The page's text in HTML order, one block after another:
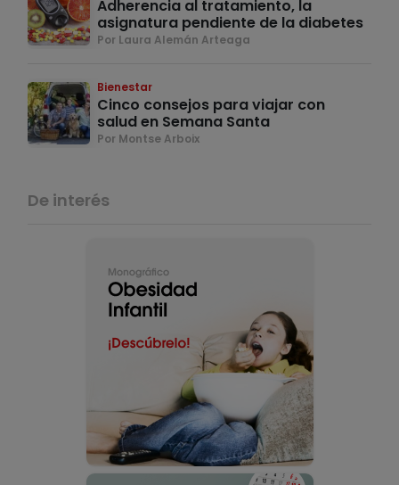
Adherencia al tratamiento, la
asignatura pendiente de la diabetes
Por Laura Alemán Arteaga
Bienestar
Cinco consejos para viajar con
salud en Semana Santa
Por Montse Arboix
De interés